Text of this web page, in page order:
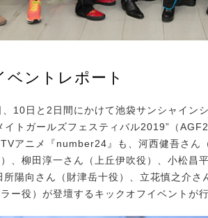
ベントレポート
10日と2日間にかけて池袋サンシャイン
イトガールズフェスティバル2019”（
アニメ『number24』も、河西健吾さん
）、柳田淳一さん（上丘伊吹役）、小松昌
所陽向さん（財津岳十役）、立花慎之介
ー役）が登壇するキックオフイベントが行